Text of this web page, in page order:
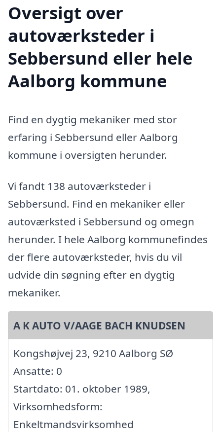
Oversigt over
autoværksteder i
Sebbersund eller hele
Aalborg kommune
Find en dygtig mekaniker med stor
erfaring i Sebbersund eller Aalborg
kommune i oversigten herunder.
Vi fandt 138 autoværksteder i
Sebbersund. Find en mekaniker eller
autoværksted i Sebbersund og omegn
herunder. I hele Aalborg kommunefindes
der flere autoværksteder, hvis du vil
udvide din søgning efter en dygtig
mekaniker.
A K AUTO V/AAGE BACH KNUDSEN
Kongshøjvej 23, 9210 Aalborg SØ
Ansatte: 0
Startdato: 01. oktober 1989,
Virksomhedsform:
Enkeltmandsvirksomhed